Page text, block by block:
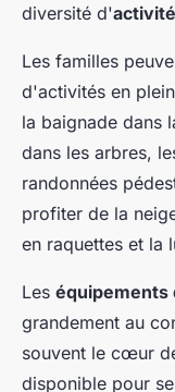
diversité d'
Les familles
d'activités en
la baignade dans
dans les arbres,
randonnées
profiter de la
en raquettes et la
Les équipements
grandement au
souvent le cœur
disponible pour